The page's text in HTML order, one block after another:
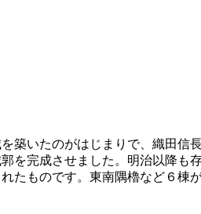
築いたのがはじまりで、織田
を完成させました。明治以降
たものです。東南隅櫓など６棟